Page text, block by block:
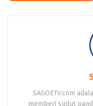
SAGOETV.com
memberi sudut